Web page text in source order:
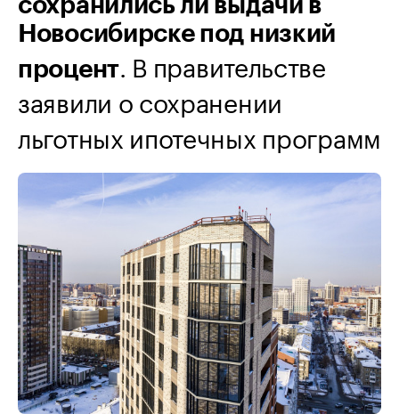
сохранились ли выдачи в
Новосибирске под низкий
процент. В правительстве
заявили о сохранении
льготных ипотечных программ